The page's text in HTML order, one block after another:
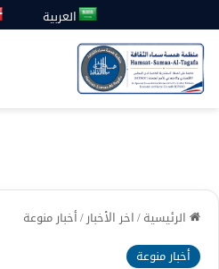
العربية
الرئيسية/اخر الأخبار/أخبار منوعة
أخبار منوعة